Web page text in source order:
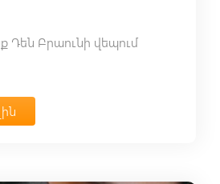
Դեն Բրաունի վեպում